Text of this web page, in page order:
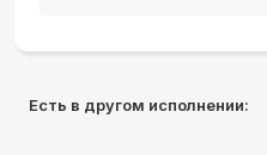
Есть в другом исполнении: